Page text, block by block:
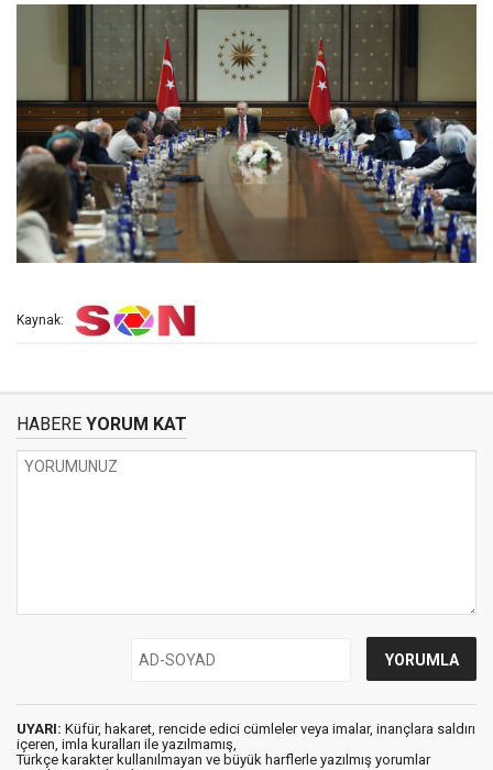
Kaynak:
HABERE YORUM KAT
UYARI: Küfür, hakaret, rencide edici cümleler veya imalar, inançlara saldırı
içeren, imla kuralları ile yazılmamış,
Türkçe karakter kullanılmayan ve büyük harflerle yazılmış yorumlar